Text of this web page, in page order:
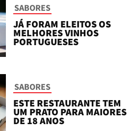
SABORES
JÁ FORAM ELEITOS OS
MELHORES VINHOS
PORTUGUESES
SABORES
ESTE RESTAURANTE TEM
UM PRATO PARA MAIORES
DE 18 ANOS